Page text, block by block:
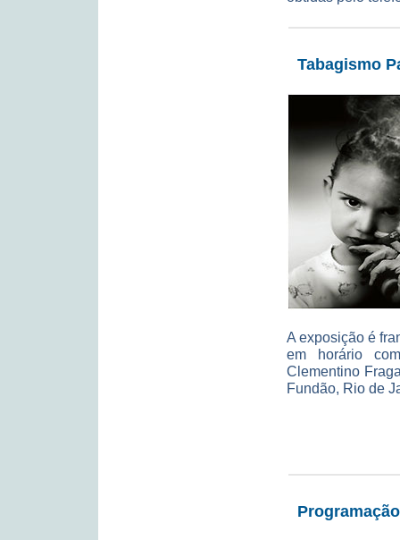
Tabagismo
A exposição é
em horário
Clementino
Fundão, Rio de